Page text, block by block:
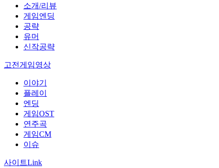
소개/리뷰
게임엔딩
공략
유머
신작공략
고전게임영상
이야기
플레이
엔딩
게임OST
연주곡
게임CM
이슈
사이트Link